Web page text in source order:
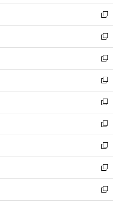
ウ
ィ
ン
ド
ウ
で
開
く
し
い
ウ
ィ
ン
ド
ウ
で
開
く
新
し
い
ウ
ィ
ン
ド
ウ
で
開
く
新
し
い
ウ
ィ
ン
ド
ウ
で
開
く
新
し
い
ウ
ィ
ン
ド
ウ
で
開
く
新
し
い
ウ
ィ
ン
ド
ウ
で
開
く
新
し
い
ウ
ィ
ン
ド
ウ
で
開
新
し
い
ウ
ィ
ン
ド
ウ
新
し
い
ウ
ィ
ン
新
し
い
ウ
新
し